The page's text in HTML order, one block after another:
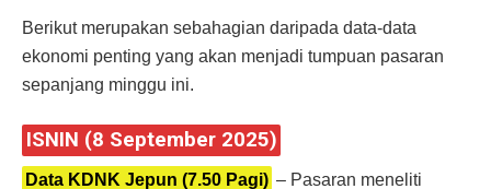
Berikut merupakan sebahagian daripada data-data
ekonomi penting yang akan menjadi tumpuan pasaran
sepanjang minggu ini.
ISNIN (8 September 2025)
Data KDNK Jepun (7.50 Pagi) – Pasaran meneliti